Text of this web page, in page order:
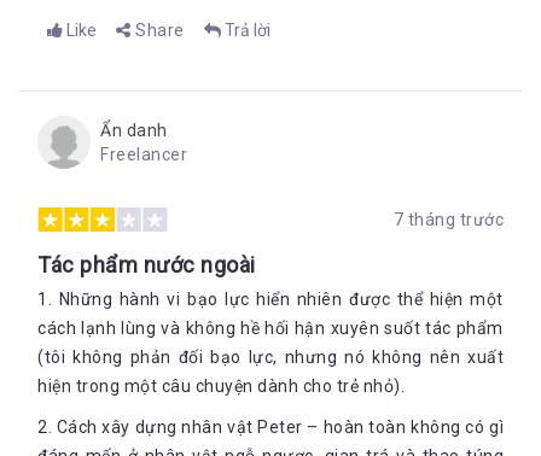
Like Share Trả lời
Ẩn danh
Freelancer
7 tháng trước
Tác phẩm nước ngoài
1. Những hành vi bạo lực hiển nhiên được thể hiện một
cách lạnh lùng và không hề hối hận xuyên suốt tác phẩm
(tôi không phản đối bạo lực, nhưng nó không nên xuất
hiện trong một câu chuyện dành cho trẻ nhỏ).
2. Cách xây dựng nhân vật Peter – hoàn toàn không có gì